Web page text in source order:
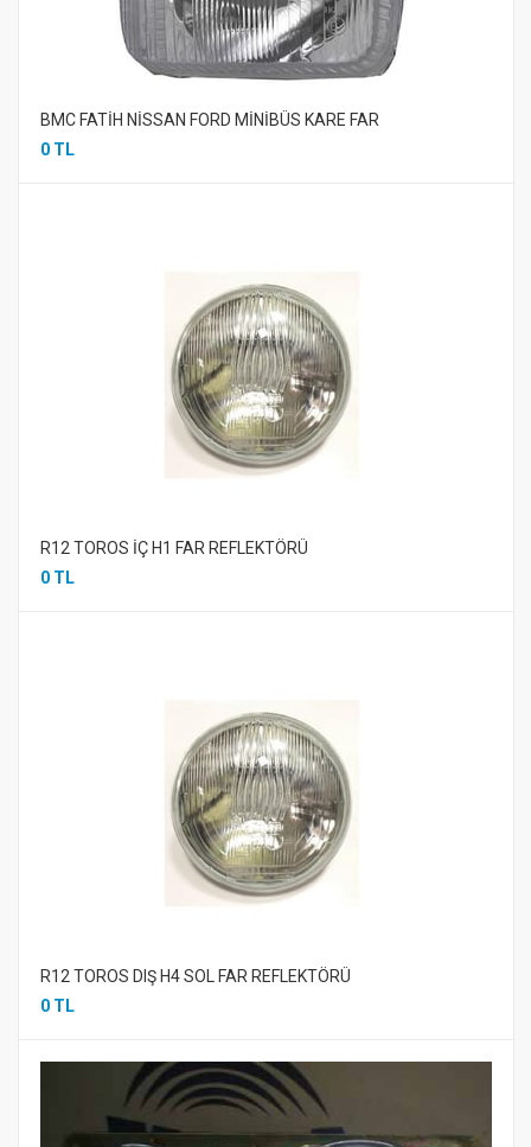
BMC FATİH NİSSAN FORD MİNİBÜS KARE FAR
0 TL
R12 TOROS İÇ H1 FAR REFLEKTÖRÜ
0 TL
R12 TOROS DIŞ H4 SOL FAR REFLEKTÖRÜ
0 TL